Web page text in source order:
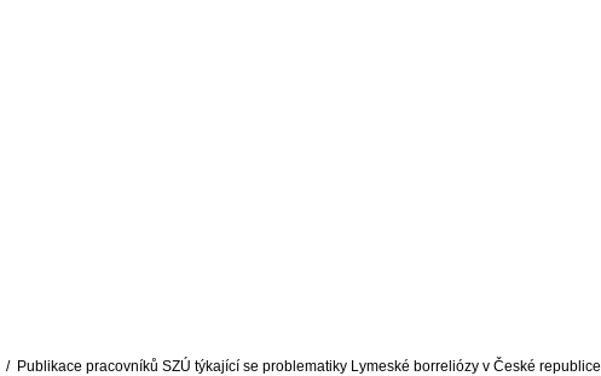
/ Publikace pracovníků SZÚ týkající se problematiky Lymeské borreliózy v České republice